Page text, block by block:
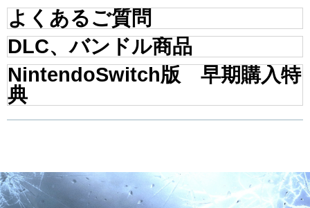
よくあるご質問
DLC、バンドル商品
NintendoSwitch版 早期購入特
典